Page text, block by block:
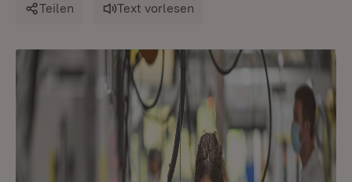
Teilen Text vorlesen